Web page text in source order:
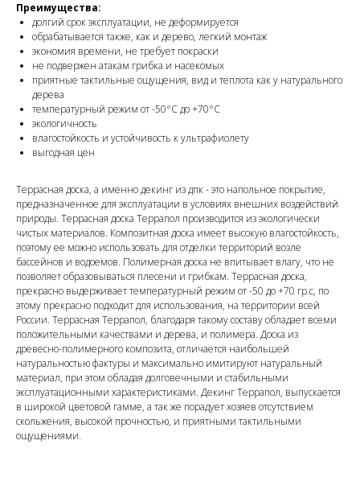
Преимущества:
долгий срок эксплуатации, не деформируется
обрабатывается также, как и дерево, легкий монтаж
экономия времени, не требует покраски
не подвержен атакам грибка и насекомых
приятные тактильные ощущения, вид и теплота как у натурального
дерева
температурный режим от -50°C до +70°C
экологичность
влагостойкость и устойчивость к ультрафиолету
выгодная цен
Террасная доска, а именно декинг из дпк - это напольное покрытие,
предназначенное для эксплуатации в условиях внешних воздействий
природы. Террасная доска Террапол производится из экологически
чистых материалов. Композитная доска имеет высокую влагостойкость,
поэтому ее можно использовать для отделки территорий возле
бассейнов и водоемов. Полимерная доска не впитывает влагу, что не
позволяет образовываться плесени и грибкам. Террасная доска,
прекрасно выдерживает температурный режим от -50 до +70 гр.с, по
этому прекрасно подходит для использования, на территории всей
России. Террасная Террапол, благодаря такому составу обладает всеми
положительными качествами и дерева, и полимера. Доска из
древесно-полимерного композита, отличается наибольшей
натуральностью фактуры и максимально имитируют натуральный
материал, при этом обладая долговечными и стабильными
эксплуатационными характеристиками. Декинг Террапол, выпускается
в широкой цветовой гамме, а так же порадует хозяев отсутствием
скольжения, высокой прочностью, и приятными тактильными
ощущениями.